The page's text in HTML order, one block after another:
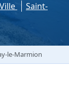
Saint-
le-Marmion